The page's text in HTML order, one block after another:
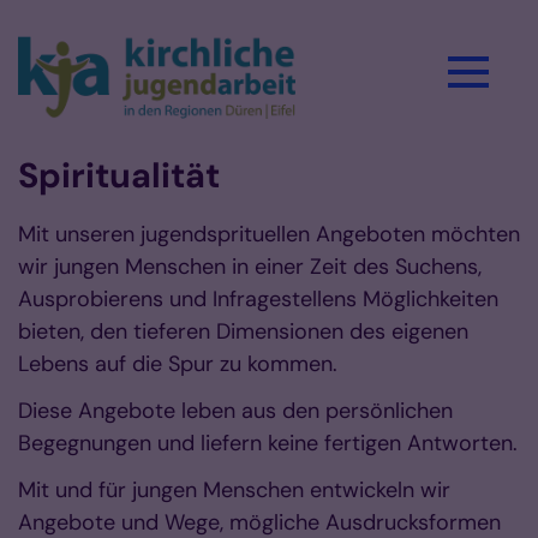
Spiritualität
Mit unseren jugendsprituellen Angeboten möchten
wir jungen Menschen in einer Zeit des Suchens,
Ausprobierens und Infragestellens Möglichkeiten
bieten, den tieferen Dimensionen des eigenen
Lebens auf die Spur zu kommen.
Diese Angebote leben aus den persönlichen
Begegnungen und liefern keine fertigen Antworten.
Mit und für jungen Menschen entwickeln wir
Angebote und Wege, mögliche Ausdrucksformen